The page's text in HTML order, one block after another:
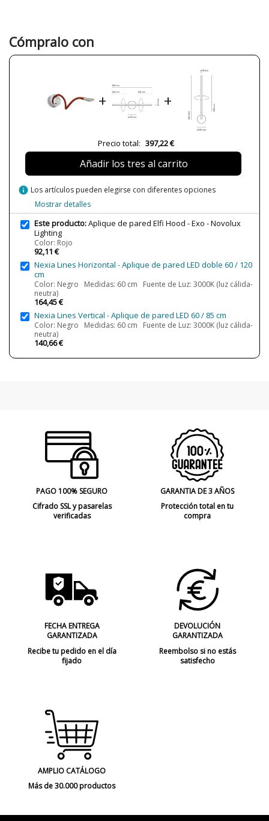
Peso Neto (KG)
Plazo de Envío
LED
160lm
Temperatura de Color
3000K
IP20
Clase
Clase I
Certificados
Uso
Interior
Fabricado en
Tipo de Lámpara
Cómpralo con
+ +
Precio total: 397,22 €
Añadir los tres al carrito
info Los artículos pueden elegirse con diferentes opciones
Mostrar detalles
Este producto:Aplique de pared Elfi Hood - Exo - Novolux
Lighting
Color: Rojo
92,11 €
Nexia Lines Horizontal - Aplique de pared LED doble 60 / 120
cm
Color: Negro Medidas: 60 cm Fuente de Luz: 3000K (luz cálida-
neutra)
164,45 €
Nexia Lines Vertical - Aplique de pared LED 60 / 85 cm
Color: Negro Medidas: 60 cm Fuente de Luz: 3000K (luz cálida-
neutra)
140,66 €
PAGO 100% SEGURO
Cifrado SSL y pasarelas
verificadas
GARANTIA DE 3 AÑOS
Protección total en tu
compra
FECHA ENTREGA
GARANTIZADA
Recibe tu pedido en el día
fijado
DEVOLUCIÓN
GARANTIZADA
Reembolso si no estás
satisfecho
AMPLIO CATÁLOGO
Más de 30.000 productos